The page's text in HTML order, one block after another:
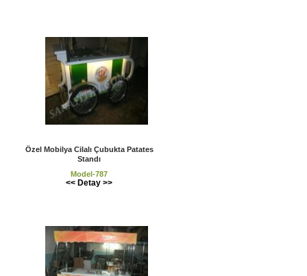
Özel Mobilya Cilalı Çubukta Patates
Standı
Model-787
<< Detay >>